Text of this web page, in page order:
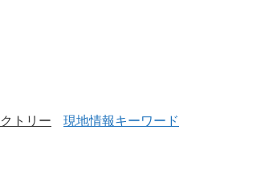
トリー 現地情報キーワード